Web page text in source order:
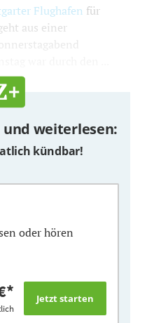
Flughafen für
aus einer
und weiterlesen:
kündbar!
oder hören
*